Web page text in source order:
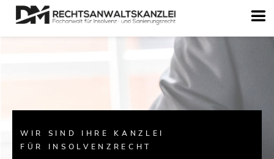
WIR SIND IHRE KANZLEI
FÜR INSOLVENZRECHT